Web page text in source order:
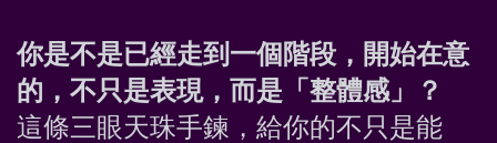
你是不是已經走到一個階段，開始在意
的，不只是表現，而是「整體感」？
這條三眼天珠手鍊，給你的不只是能